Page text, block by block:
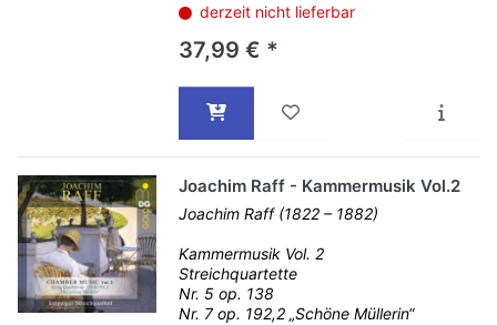
derzeit nicht lieferbar
37,99 € *
Joachim Raff - Kammermusik Vol.2
Joachim Raff (1822 – 1882)
Kammermusik Vol. 2
Streichquartette
Nr. 5 op. 138
Nr. 7 op. 192,2 „Schöne Müllerin“